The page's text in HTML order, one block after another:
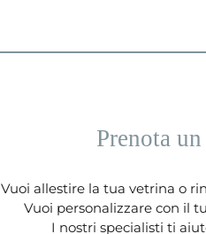
Prenota
Vuoi allestire la tua vetrina o
Vuoi personalizzare con il
I nostri specialisti ti